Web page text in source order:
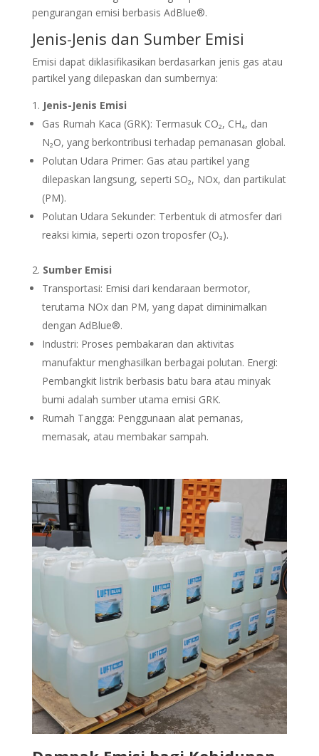
pengurangan emisi berbasis AdBlue®.
Jenis-Jenis dan Sumber Emisi
Emisi dapat diklasifikasikan berdasarkan jenis gas atau
partikel yang dilepaskan dan sumbernya:
Jenis-Jenis Emisi
Gas Rumah Kaca (GRK): Termasuk CO₂, CH₄, dan
N₂O, yang berkontribusi terhadap pemanasan global.
Polutan Udara Primer: Gas atau partikel yang
dilepaskan langsung, seperti SO₂, NOx, dan partikulat
(PM).
Polutan Udara Sekunder: Terbentuk di atmosfer dari
reaksi kimia, seperti ozon troposfer (O₃).
Sumber Emisi
Transportasi: Emisi dari kendaraan bermotor,
terutama NOx dan PM, yang dapat diminimalkan
dengan AdBlue®.
Industri: Proses pembakaran dan aktivitas
manufaktur menghasilkan berbagai polutan. Energi:
Pembangkit listrik berbasis batu bara atau minyak
bumi adalah sumber utama emisi GRK.
Rumah Tangga: Penggunaan alat pemanas,
memasak, atau membakar sampah.